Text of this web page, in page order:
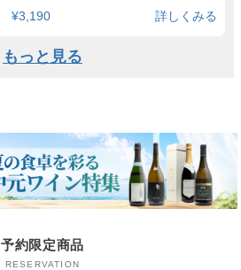
¥3,190 詳しくみる
もっと見る
予約限定商品
RESERVATION